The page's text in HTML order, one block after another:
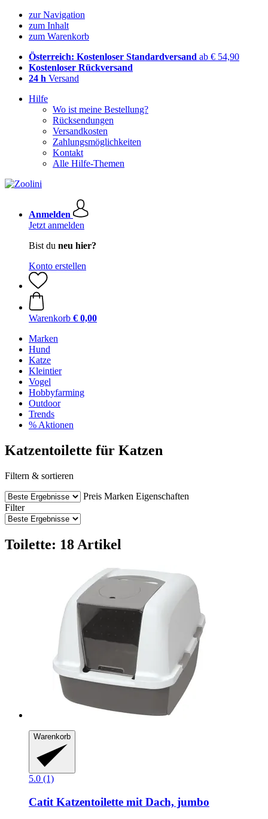
zur Navigation
zum Inhalt
zum Warenkorb
Österreich: Kostenloser Standardversand ab € 54,90
Kostenloser Rückversand
24 h Versand
Hilfe
Wo ist meine Bestellung?
Rücksendungen
Versandkosten
Zahlungsmöglichkeiten
Kontakt
Alle Hilfe-Themen
Anmelden
Jetzt anmelden
Bist du neu hier?
Konto erstellen
Warenkorb € 0,00
Marken
Hund
Katze
Kleintier
Vogel
Hobbyfarming
Outdoor
Trends
% Aktionen
Katzentoilette für Katzen
Filtern & sortieren
Preis Marken Eigenschaften
Filter
Toilette: 18 Artikel
Warenkorb
5.0 (1)
Catit Katzentoilette mit Dach, jumbo